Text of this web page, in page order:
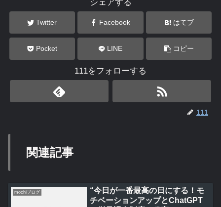
シェアする
Twitter Facebook はてブ
Pocket LINE コピー
111をフォローする
111
関連記事
mochiブログ
“今日が一番最高の日にする！モ
チベーションアップとChatGPT